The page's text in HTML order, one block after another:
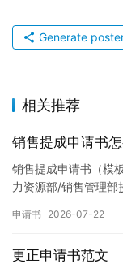
Generate
相关推荐
销售提成申请书
销售提成申请书（模
力资源部/销售管理
申请书 2026-07-22
更正申请书范文